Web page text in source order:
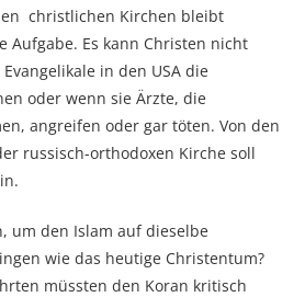
christlichen Kirchen bleibt
Aufgabe. Es kann Christen nicht
in den USA die
oder wenn sie Ärzte, die
angreifen oder gar töten. Von den
russisch-orthodoxen Kirche soll
um den Islam auf dieselbe
wie das heutige Christentum?
müssten den Koran kritisch